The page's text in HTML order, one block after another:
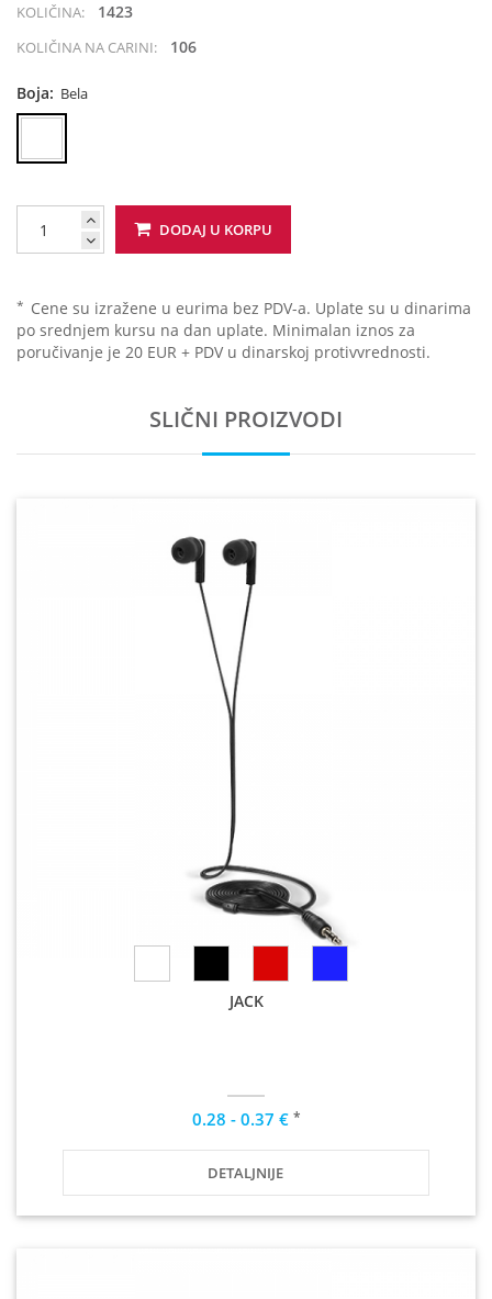
KOLIČINA: 1423
KOLIČINA NA CARINI: 106
Boja: Bela
DODAJ U KORPU
* Cene su izražene u eurima bez PDV-a. Uplate su u dinarima
po srednjem kursu na dan uplate. Minimalan iznos za
poručivanje je 20 EUR + PDV u dinarskoj protivvrednosti.
SLIČNI PROIZVODI
JACK
0.28 - 0.37 € *
DETALJNIJE